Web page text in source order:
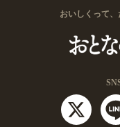
おいしくって